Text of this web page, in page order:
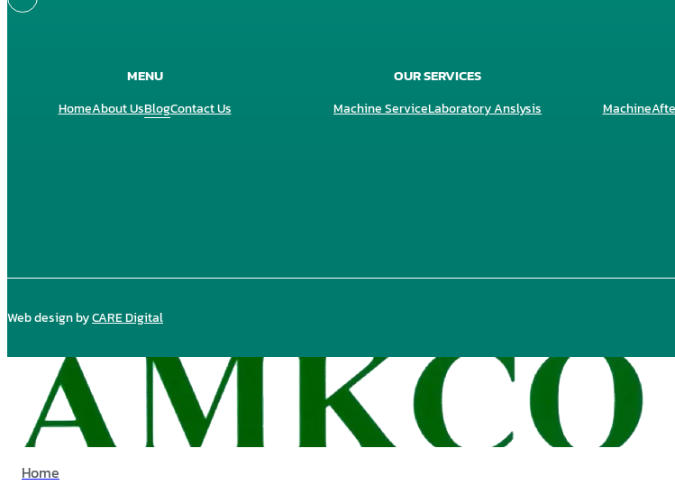
MENU
HomeAbout UsBlogContact Us
OUR SERVICES
Machine ServiceLaboratory Anslysis Machine
Web design byCARE Digital
Home